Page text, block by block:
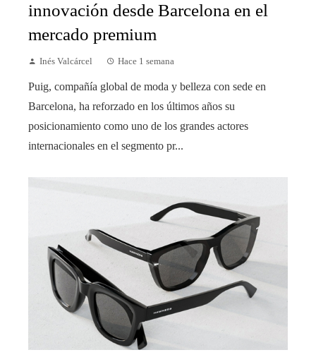
innovación desde Barcelona en el
mercado premium
Inés Valcárcel Hace 1 semana
Puig, compañía global de moda y belleza con sede en
Barcelona, ha reforzado en los últimos años su
posicionamiento como uno de los grandes actores
internacionales en el segmento pr...